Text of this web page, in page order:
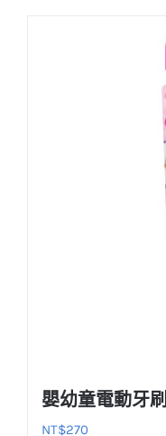
嬰幼童電動牙刷
NT$270